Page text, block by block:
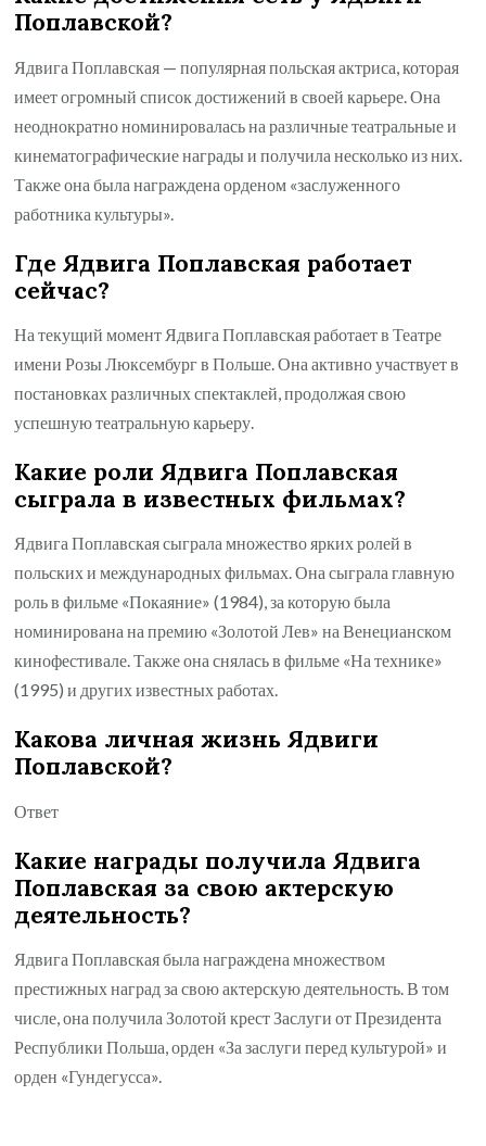
Поплавской?
Ядвига Поплавская — популярная польская актриса, которая
имеет огромный список достижений в своей карьере. Она
неоднократно номинировалась на различные театральные и
кинематографические награды и получила несколько из них.
Также она была награждена орденом «заслуженного
работника культуры».
Где Ядвига Поплавская работает
сейчас?
На текущий момент Ядвига Поплавская работает в Театре
имени Розы Люксембург в Польше. Она активно участвует в
постановках различных спектаклей, продолжая свою
успешную театральную карьеру.
Какие роли Ядвига Поплавская
сыграла в известных фильмах?
Ядвига Поплавская сыграла множество ярких ролей в
польских и международных фильмах. Она сыграла главную
роль в фильме «Покаяние» (1984), за которую была
номинирована на премию «Золотой Лев» на Венецианском
кинофестивале. Также она снялась в фильме «На технике»
(1995) и других известных работах.
Какова личная жизнь Ядвиги
Поплавской?
Ответ
Какие награды получила Ядвига
Поплавская за свою актерскую
деятельность?
Ядвига Поплавская была награждена множеством
престижных наград за свою актерскую деятельность. В том
числе, она получила Золотой крест Заслуги от Президента
Республики Польша, орден «За заслуги перед культурой» и
орден «Гундегусса».